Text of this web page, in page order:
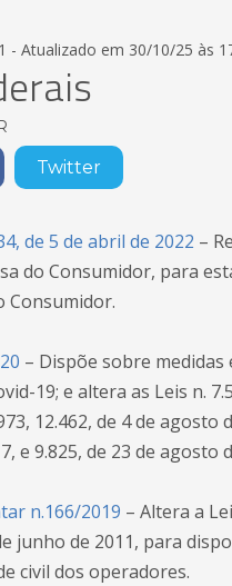
- Atualizado em 30/10/25 às
Twitter
de 5 de abril de 2022 –
do Consumidor, para
Consumidor.
– Dispõe sobre
19; e altera as Leis n.
12.462, de 4 de agosto
e 9.825, de 23 de agosto
n.166/2019 – Altera a
junho de 2011, para
civil dos operadores.